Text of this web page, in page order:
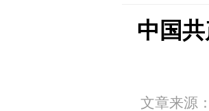
中国
文章来源